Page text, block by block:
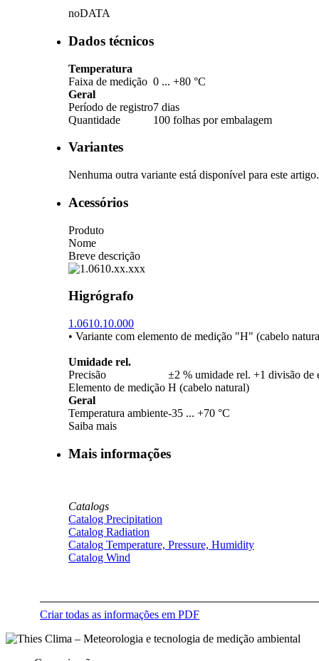
noDATA
Dados técnicos
Temperatura
Faixa de medição 0 ... +80 °C
Geral
Período de registro7 dias
Quantidade
100 folhas por embalagem
Variantes
Nenhuma outra variante está disponível para este artigo.
Acessórios
Produto
Nome
Breve descrição
Higrógrafo
1.0610.10.000
• Variante com elemento de medição "H" (cabelo
Umidade rel.
Precisão
±2 % umidade rel. +1 divisão de
Elemento de medição H (cabelo natural)
Geral
Temperatura ambiente-35 ... +70 °C
Saiba mais
Mais informações
Catalogs
Catalog Precipitation
Catalog Radiation
Catalog Temperature, Pressure, Humidity
Catalog Wind
Criar todas as informações em PDF